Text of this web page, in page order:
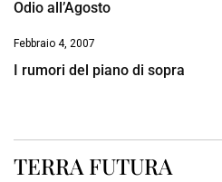
Odio all’Agosto
Febbraio 4, 2007
I rumori del piano di sopra
TERRA FUTURA